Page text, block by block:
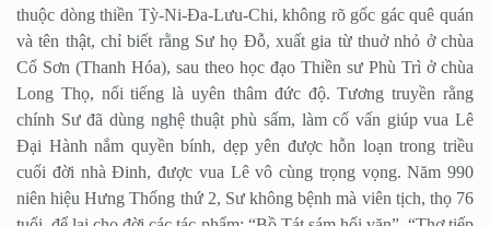
thuộc dòng thiền Tỳ-Ni-Đa-Lưu-Chi, không rõ gốc gác quê quán
và tên thật, chỉ biết rằng Sư họ Đỗ, xuất gia từ thuở nhỏ ở chùa
Cổ Sơn (Thanh Hóa), sau theo học đạo Thiền sư Phù Trì ở chùa
Long Thọ, nổi tiếng là uyên thâm đức độ. Tương truyền rằng
chính Sư đã dùng nghệ thuật phù sấm, làm cố vấn giúp vua Lê
Đại Hành nắm quyền bính, dẹp yên được hỗn loạn trong triều
cuối đời nhà Đinh, được vua Lê vô cùng trọng vọng. Năm 990
niên hiệu Hưng Thống thứ 2, Sư không bệnh mà viên tịch, thọ 76